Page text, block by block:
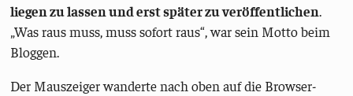
liegen zu lassen und erst später zu veröffentlichen.
„Was raus muss, muss sofort raus“, war sein Motto beim
Bloggen.
Der Mauszeiger wanderte nach oben auf die Browser-